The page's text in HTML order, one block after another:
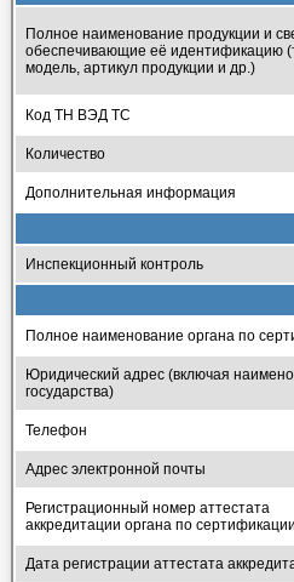
Полное наименование продукции и
обеспечивающие её идентификацию
модель, артикул продукции и др.)
Код ТН ВЭД ТС
Количество
Дополнительная информация
Инспекционный контроль
Полное наименование органа по
Юридический адрес (включая
государства)
Телефон
Адрес электронной почты
Регистрационный номер аттестата
аккредитации органа по
Дата регистрации аттестата